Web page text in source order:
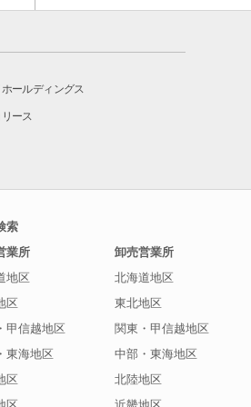
ールディングス
ース
索
業所
地区
区
甲信越地区
東海地区
区
卸売営業所
北海道地区
東北地区
関東・甲信越地区
中部・東海地区
北陸地区